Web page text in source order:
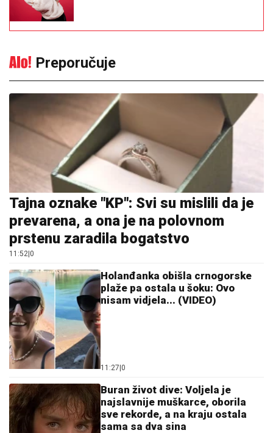
Preporučuje
Tajna oznake "KP": Svi su mislili da je
prevarena, a ona je na polovnom
prstenu zaradila bogatstvo
11:52|0
Holanđanka obišla crnogorske
plaže pa ostala u šoku: Ovo
nisam vidjela... (VIDEO)
11:27|0
Buran život dive: Voljela je
najslavnije muškarce, oborila
sve rekorde, a na kraju ostala
sama sa dva sina